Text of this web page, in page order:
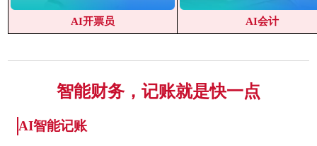
AI开票员 AI会计
智能财务，记账就是快一点
AI智能记账